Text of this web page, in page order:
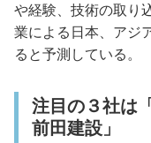
や経験、技術の取り
業による日本、アジ
ると予測している。
注目の３社は
前田建設」